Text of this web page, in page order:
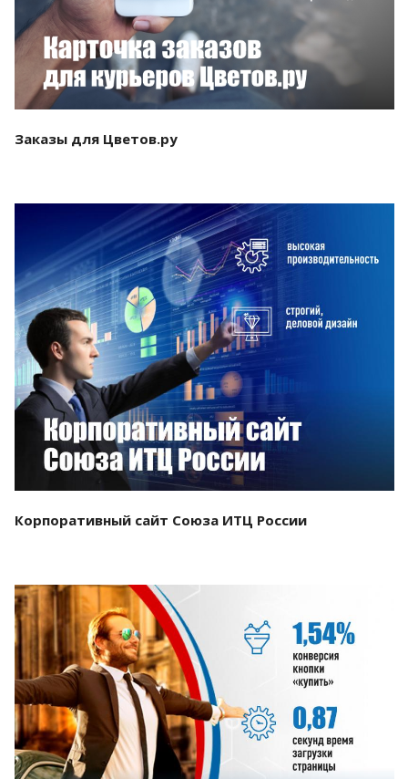
Заказы для Цветов.ру
Смотреть проект
Корпоративный сайт Союза ИТЦ России
Смотреть проект